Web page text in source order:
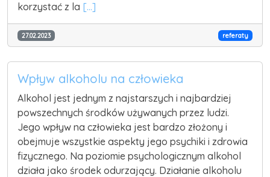
korzystać z la [...]
27.02.2023 referaty
Wpływ alkoholu na człowieka
Alkohol jest jednym z najstarszych i najbardziej
powszechnych środków używanych przez ludzi.
Jego wpływ na człowieka jest bardzo złożony i
obejmuje wszystkie aspekty jego psychiki i zdrowia
fizycznego. Na poziomie psychologicznym alkohol
działa jako środek odurzający. Działanie alkoholu